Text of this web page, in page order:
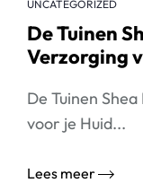
UNCATEGORIZED
De Tuinen
Verzorging
De Tuinen
voor je Huid...
Lees meer